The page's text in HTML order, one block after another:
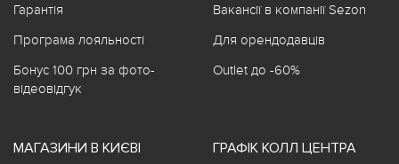
Гарантія
Програма лояльності
Бонус 100 грн за фото-
відеовідгук
Вакансії в компанії Sezon
Для орендодавців
Outlet до -60%
МАГАЗИНИ В КИЄВІ ГРАФІК КОЛЛ ЦЕНТРА